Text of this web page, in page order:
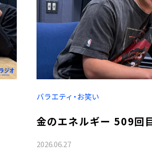
バラエティ・お笑い
金のエネルギー 509回
2026.06.27